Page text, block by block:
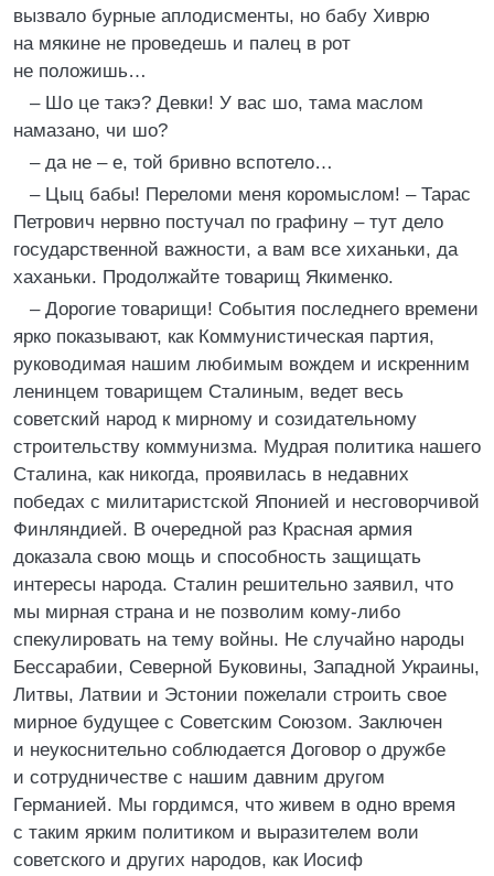
вызвало бурные аплодисменты, но бабу Хиврю
на мякине не проведешь и палец в рот
не положишь…
– Шо це такэ? Девки! У вас шо, тама маслом
намазано, чи шо?
– да не – е, той бривно вспотело…
– Цыц бабы! Переломи меня коромыслом! – Тарас
Петрович нервно постучал по графину – тут дело
государственной важности, а вам все хиханьки, да
хаханьки. Продолжайте товарищ Якименко.
– Дорогие товарищи! События последнего времени
ярко показывают, как Коммунистическая партия,
руководимая нашим любимым вождем и искренним
ленинцем товарищем Сталиным, ведет весь
советский народ к мирному и созидательному
строительству коммунизма. Мудрая политика нашего
Сталина, как никогда, проявилась в недавних
победах с милитаристской Японией и несговорчивой
Финляндией. В очередной раз Красная армия
доказала свою мощь и способность защищать
интересы народа. Сталин решительно заявил, что
мы мирная страна и не позволим кому-либо
спекулировать на тему войны. Не случайно народы
Бессарабии, Северной Буковины, Западной Украины,
Литвы, Латвии и Эстонии пожелали строить свое
мирное будущее с Советским Союзом. Заключен
и неукоснительно соблюдается Договор о дружбе
и сотрудничестве с нашим давним другом
Германией. Мы гордимся, что живем в одно время
с таким ярким политиком и выразителем воли
советского и других народов, как Иосиф